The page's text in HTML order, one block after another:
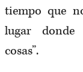
tiempo que
lugar donde
cosas”.